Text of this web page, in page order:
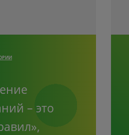
– это